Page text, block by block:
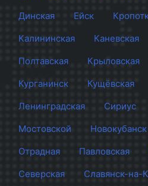
Динская
Ейск
Калининская
Каневская
Полтавская
Крыловская
Курганинск
Кущёвская
Ленинградская
Сириус
Мостовской
Новокубанск
Отрадная
Павловская
Северская
Славянск-на-